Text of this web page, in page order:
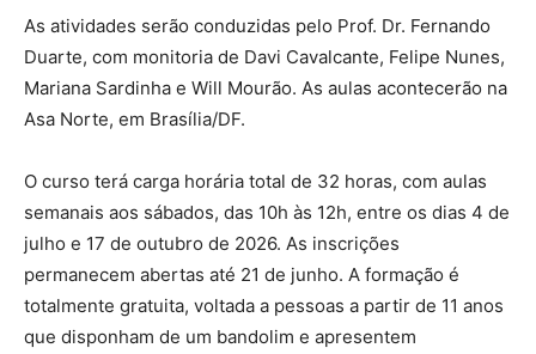
As atividades serão conduzidas pelo Prof. Dr. Fernando
Duarte, com monitoria de Davi Cavalcante, Felipe Nunes,
Mariana Sardinha e Will Mourão. As aulas acontecerão na
Asa Norte, em Brasília/DF.
O curso terá carga horária total de 32 horas, com aulas
semanais aos sábados, das 10h às 12h, entre os dias 4 de
julho e 17 de outubro de 2026. As inscrições
permanecem abertas até 21 de junho. A formação é
totalmente gratuita, voltada a pessoas a partir de 11 anos
que disponham de um bandolim e apresentem